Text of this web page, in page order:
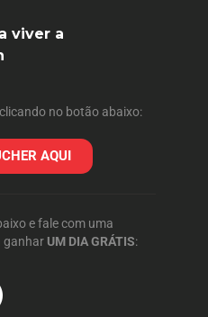
viver a
no botão abaixo:
AQUI
e fale com uma
ganhar UM DIA GRÁTIS: